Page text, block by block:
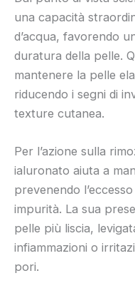
una capacità
d’acqua, favorendo
duratura della pelle.
mantenere la pelle
riducendo i segni di
texture cutanea.
Per l’azione sulla
ialuronato aiuta a
prevenendo
impurità. La sua
pelle più liscia,
infiammazioni o
pori.